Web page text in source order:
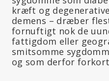
kræft og
demens – dræber
fornuftigt nok de
fattigdom eller
smitsomme
og som derfor